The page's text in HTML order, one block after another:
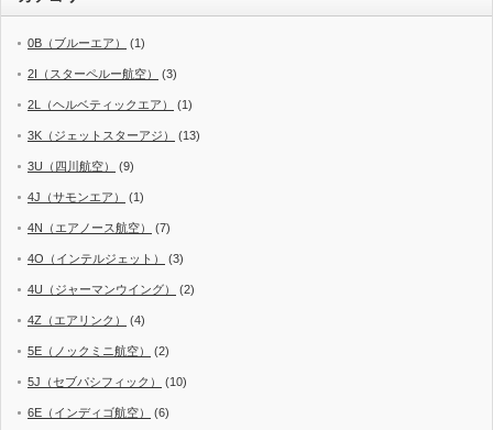
0B（ブルーエア） (1)
2I（スターペルー航空） (3)
2L（ヘルベティックエア） (1)
3K（ジェットスターアジ） (13)
3U（四川航空） (9)
4J（サモンエア） (1)
4N（エアノース航空） (7)
4O（インテルジェット） (3)
4U（ジャーマンウイング） (2)
4Z（エアリンク） (4)
5E（ノックミニ航空） (2)
5J（セブパシフィック） (10)
6E（インディゴ航空） (6)